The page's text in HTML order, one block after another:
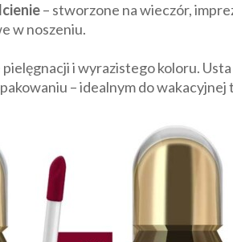
– stworzone na wieczór,
w noszeniu.
pielęgnacji i wyrazistego koloru.
– idealnym do wakacyjnej